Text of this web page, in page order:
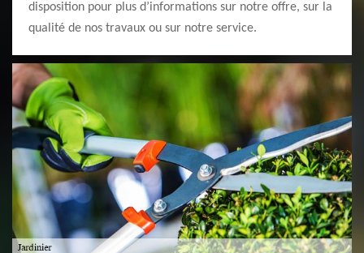
disposition pour plus d’informations sur notre offre, sur la
qualité de nos travaux ou sur notre service.